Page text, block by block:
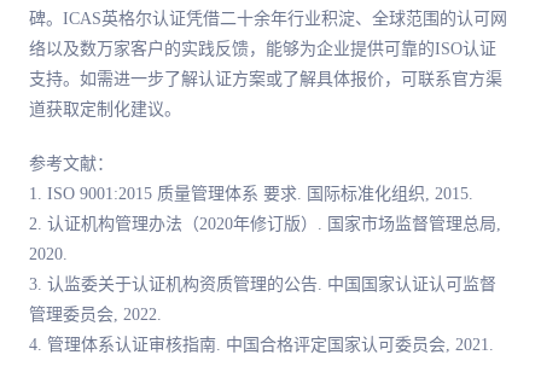
碑。ICAS英格尔认证凭借二十余年行业积淀、全球范围的认可网
络以及数万家客户的实践反馈，能够为企业提供可靠的ISO认证
支持。如需进一步了解认证方案或了解具体报价，可联系官方渠
道获取定制化建议。
参考文献：
1. ISO 9001:2015 质量管理体系 要求. 国际标准化组织, 2015.
2. 认证机构管理办法（2020年修订版）. 国家市场监督管理总局,
2020.
3. 认监委关于认证机构资质管理的公告. 中国国家认证认可监督
管理委员会, 2022.
4. 管理体系认证审核指南. 中国合格评定国家认可委员会, 2021.